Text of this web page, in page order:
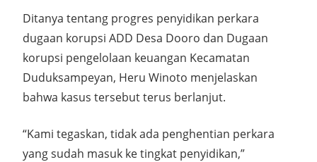
Ditanya tentang progres penyidikan perkara
dugaan korupsi ADD Desa Dooro dan Dugaan
korupsi pengelolaan keuangan Kecamatan
Duduksampeyan, Heru Winoto menjelaskan
bahwa kasus tersebut terus berlanjut.
“Kami tegaskan, tidak ada penghentian perkara
yang sudah masuk ke tingkat penyidikan,”